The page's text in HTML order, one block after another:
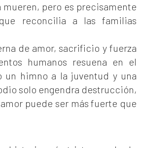
mueren, pero es precisamente
reconcilia a las familias
de amor, sacrificio y fuerza
humanos resuena en el
un himno a la juventud y una
solo engendra destrucción,
puede ser más fuerte que